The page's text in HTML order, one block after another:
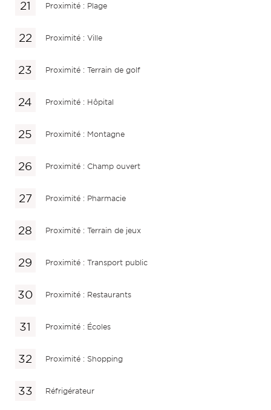
Proximité : Plage
Proximité : Ville
Proximité : Terrain de golf
Proximité : Hôpital
Proximité : Montagne
Proximité : Champ ouvert
Proximité : Pharmacie
Proximité : Terrain de jeux
Proximité : Transport public
Proximité : Restaurants
Proximité : Écoles
Proximité : Shopping
Réfrigérateur